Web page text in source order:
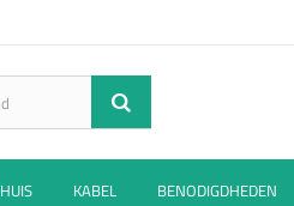
HUIS KABEL BENODIGDHEDEN